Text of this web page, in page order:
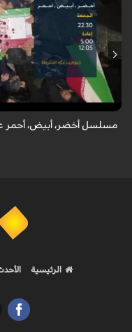
المكرمة
مسلسل أخضر، أبيض، أحمر
الرئيسية